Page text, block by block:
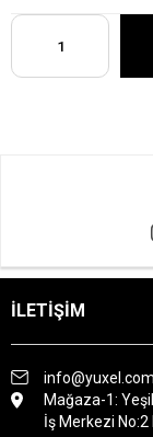
İLETİŞİM
Mağaza-1:
İş Merkezi